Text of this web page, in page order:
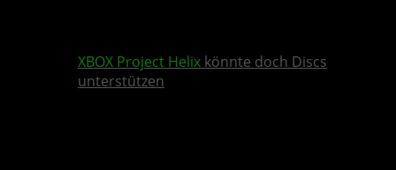
XBOX Project Helix könnte doch Discs
unterstützen